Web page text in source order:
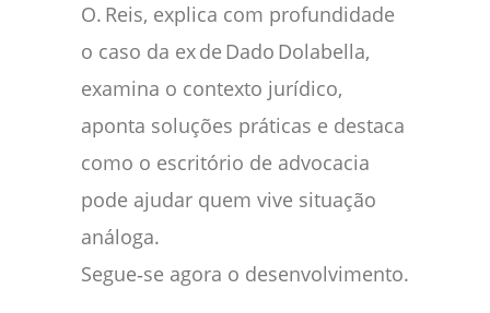
O. Reis, explica com profundidade
o caso da ex de Dado Dolabella,
examina o contexto jurídico,
aponta soluções práticas e destaca
como o escritório de advocacia
pode ajudar quem vive situação
análoga.
Segue‑se agora o desenvolvimento.